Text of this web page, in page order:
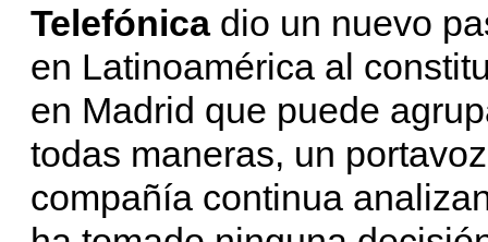
Telefónica dio un nuevo
en Latinoamérica al
en Madrid que puede
todas maneras, un
compañía continua